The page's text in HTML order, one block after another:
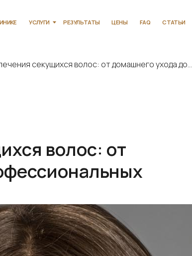
ЦЕНЫ FAQ СТАТЬИ КОНТАКТЫ
РЕЗУЛЬТАТЫ
секущихся волос: от домашнего ухода до...
волос: от